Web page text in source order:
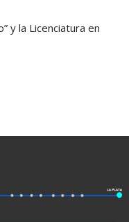
y la Licenciatura en